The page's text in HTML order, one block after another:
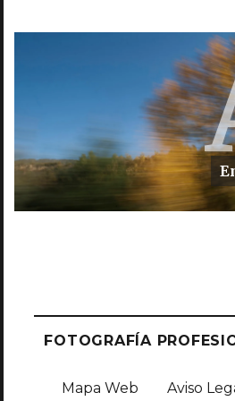
FOTOGRAFÍA
Mapa Web Aviso